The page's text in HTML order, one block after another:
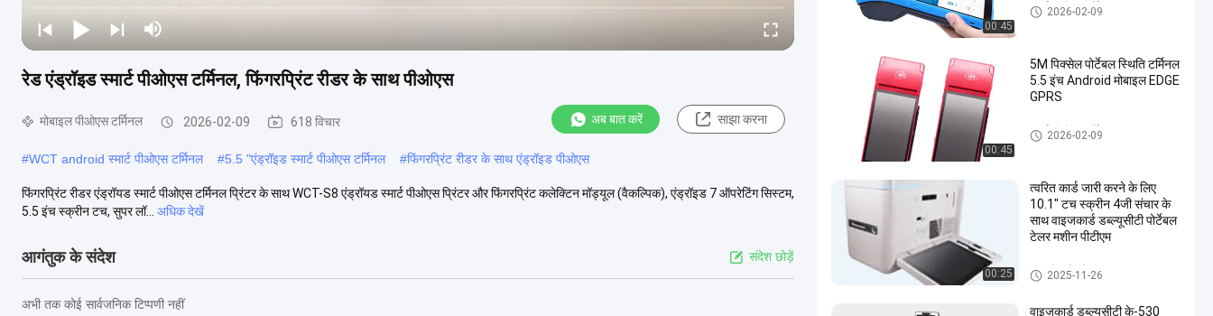
रेड एंड्रॉइड स्मार्ट पीओएस टर्मिनल, फिंगरप्रिंट रीडर के साथ पीओएस
मोबाइल पीओएस टर्मिनल 2026-02-09 618 विचार अब बात करें साझा करना
#WCT android स्मार्ट पीओएस टर्मिनल #5.5 "एंड्रॉइड स्मार्ट पीओएस टर्मिनल #फिंगरप्रिंट रीडर के साथ एंड्रॉइड पीओएस
फिंगरप्रिंट रीडर एंड्रॉयड स्मार्ट पीओएस टर्मिनल प्रिंटर के साथ WCT-S8 एंड्रॉयड स्मार्ट पीओएस प्रिंटर और फिंगरप्रिंट कलेक्टिन मॉड्यूल (वैकल्पिक), एंड्रॉइड 7 ऑपरेटिंग सिस्टम,
5.5 इंच स्क्रीन टच, सुपर लॉ...
अधिक देखें
आगंतुक के संदेश संदेश छोड़ें
अभी तक कोई सार्वजनिक टिप्पणी नहीं
00:45
स्मार्ट पीओएस टर्मिनल
2026-02-09
00:45
5M पिक्सेल पोर्टेबल स्थिति टर्मिनल
5.5 इंच Android मोबाइल EDGE
GPRS
स्मार्ट पीओएस टर्मिनल
2026-02-09
00:25
त्वरित कार्ड जारी करने के लिए
10.1" टच स्क्रीन 4जी संचार के
साथ वाइजकार्ड डब्ल्यूसीटी पोर्टेबल
टेलर मशीन पीटीएम
स्वयं सेवा कियोस्क
2025-11-26
वाइज़कार्ड डब्ल्यूसीटी के-530